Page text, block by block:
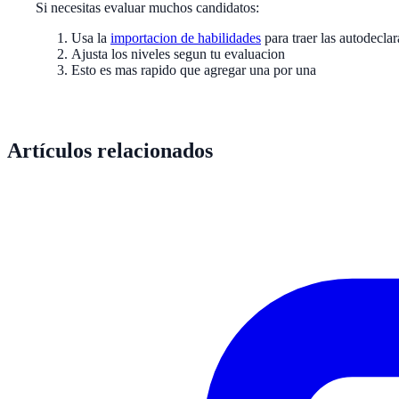
Si necesitas evaluar muchos candidatos:
Usa la importacion de habilidades para traer las
Ajusta los niveles segun tu evaluacion
Esto es mas rapido que agregar una por una
Artículos relacionados